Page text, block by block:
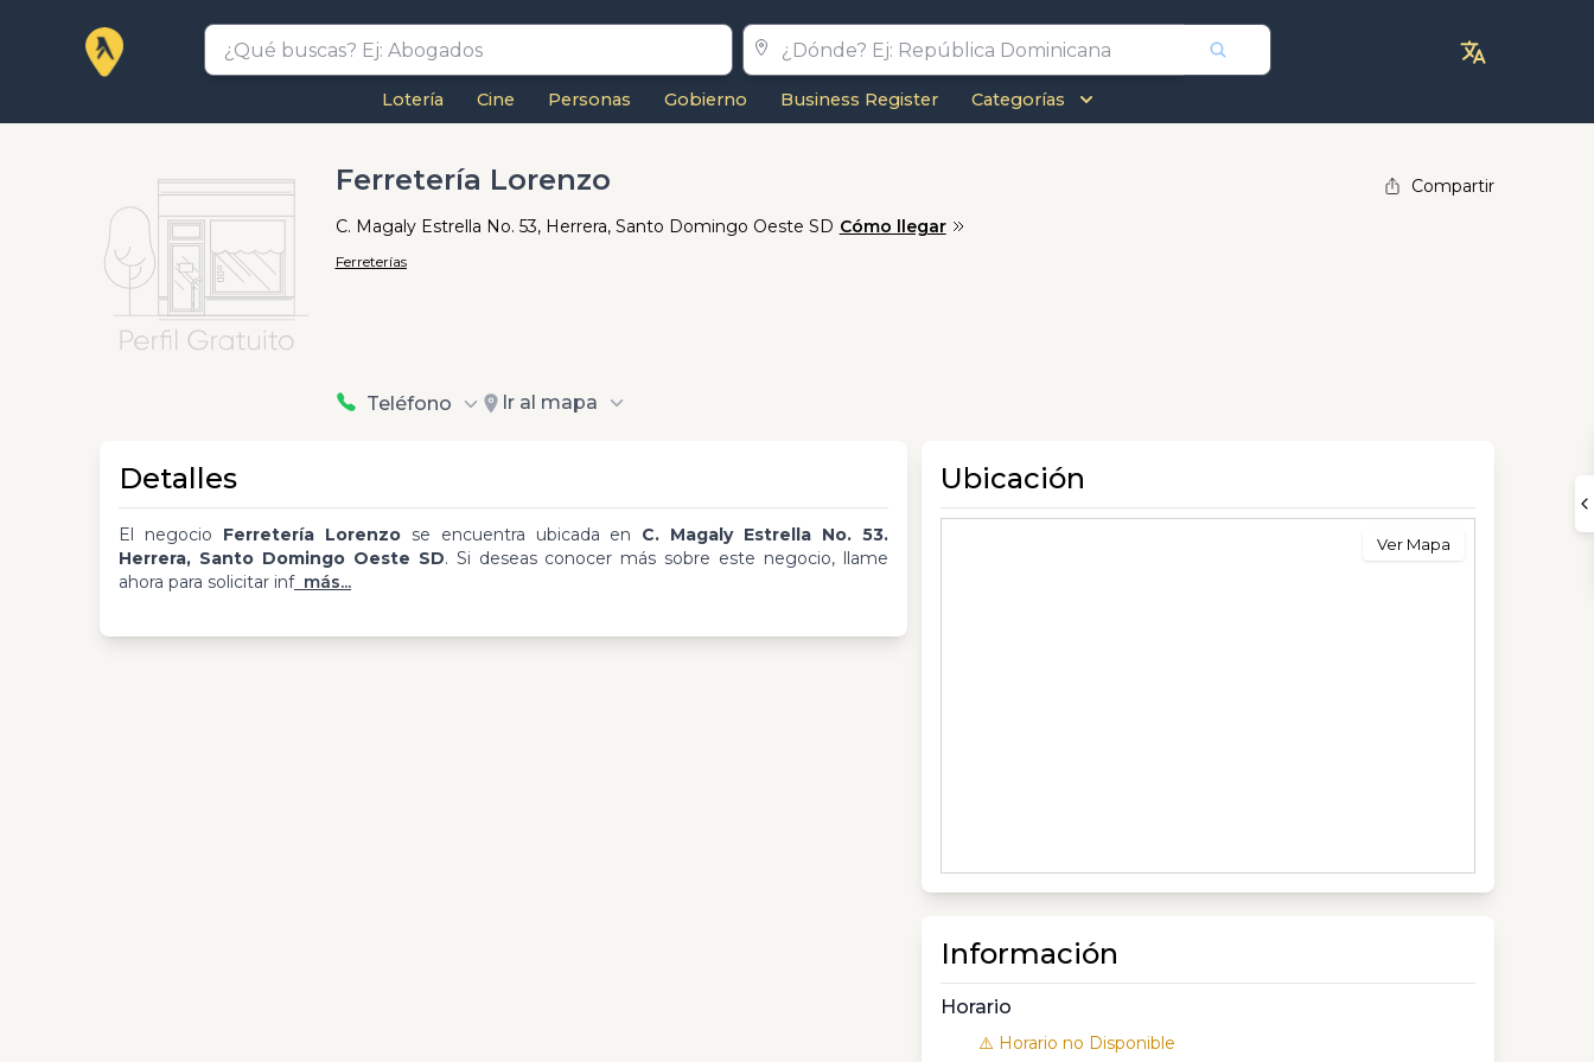
Lotería Cine Personas Gobierno Business Register Categorías
Ferretería Lorenzo
C. Magaly Estrella No. 53, Herrera, Santo Domingo Oeste SD Cómo llegar
Ferreterías
Teléfono Ir al mapa
Compartir
Detalles
El negocio Ferretería Lorenzose encuentra ubicada en C. Magaly Estrella No. 53.
Herrera, Santo Domingo Oeste SD. Si deseas conocer más sobre este negocio, llame
ahora para solicitar infmás...
Ubicación
Ver Mapa
Información
Horario
⚠️ Horario no Disponible